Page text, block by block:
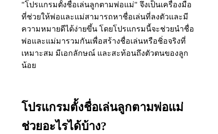
"โปรแกรมตั้งชื่อเล่นลูกตามพ่อแม่" จึงเป็นเครื่องมือ
ที่ช่วยให้พ่อและแม่สามารถหาชื่อเล่นที่ลงตัวและมี
ความหมายดีได้ง่ายขึ้น โดยโปรแกรมนี้จะช่วยนำชื่อ
พ่อและแม่มารวมกันเพื่อสร้างชื่อเล่นหรือชิ่อจริงที่
เหมาะสม มีเอกลักษณ์ และสะท้อนถึงตัวตนของลูก
น้อย
โปรแกรมตั้งชื่อเล่นลูกตามพ่อแม่
ช่วยอะไรได้บ้าง?